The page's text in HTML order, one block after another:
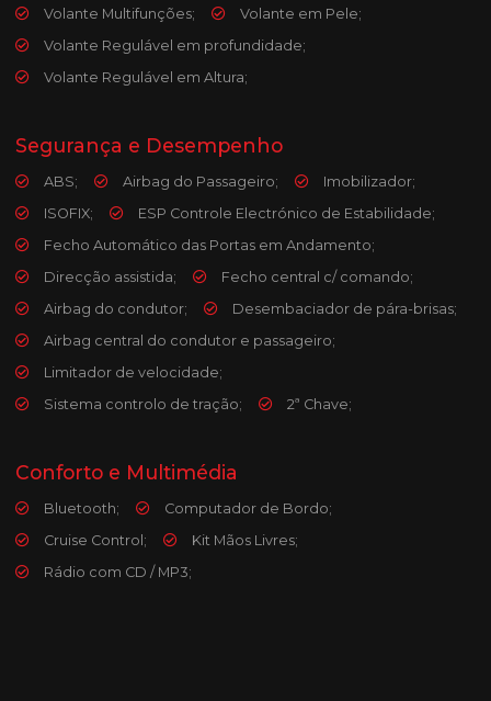
Volante Multifunções;
Volante em Pele;
Volante Regulável em profundidade;
Volante Regulável em Altura;
Segurança e Desempenho
ABS; Airbag do Passageiro;
Imobilizador;
ISOFIX;
ESP Controle Electrónico de Estabilidade;
Fecho Automático das Portas em Andamento;
Direcção assistida;
Fecho central c/ comando;
Airbag do condutor;
Desembaciador de pára-brisas;
Airbag central do condutor e passageiro;
Limitador de velocidade;
Sistema controlo de tração;
2ª Chave;
Conforto e Multimédia
Bluetooth;
Computador de Bordo;
Cruise Control;
Kit Mãos Livres;
Rádio com CD / MP3;